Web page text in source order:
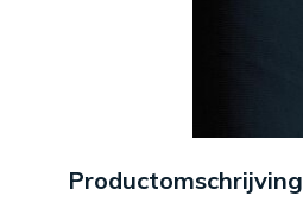
Productomschrijving